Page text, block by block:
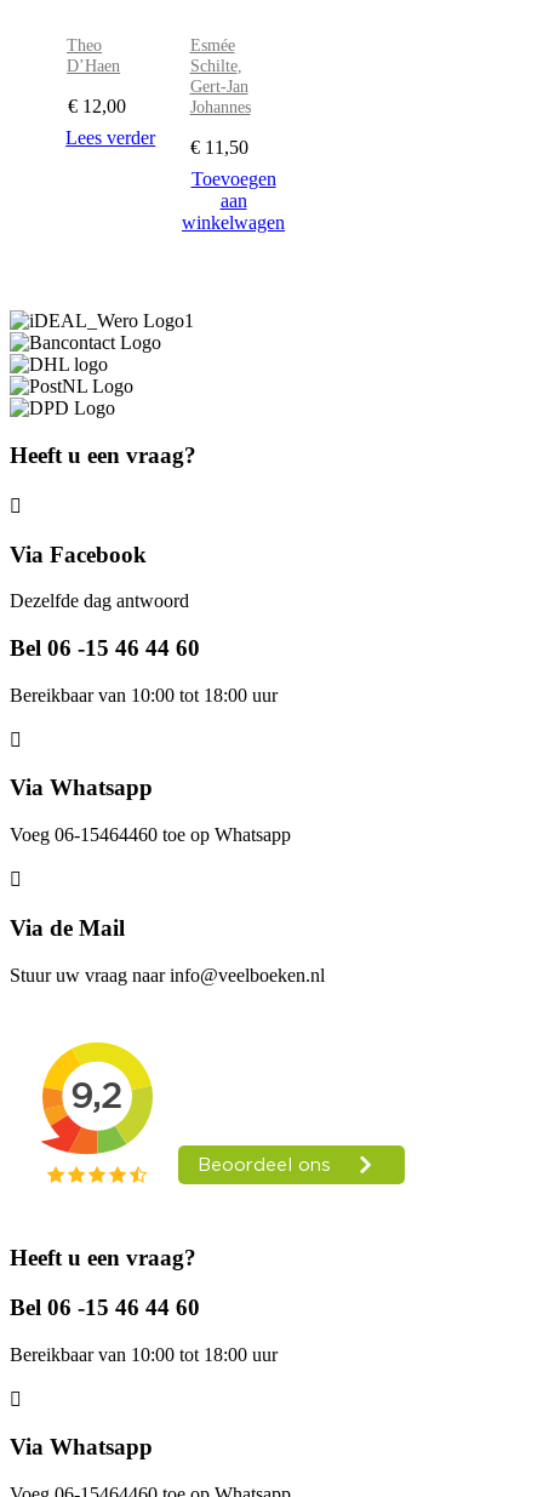
Theo
D’Haen
€ 12,00
Lees verder
Esmée
Schilte,
Gert-Jan
Johannes
€ 11,50
Toevoegen
aan
winkelwagen
Heeft u een vraag?
Via Facebook
Dezelfde dag antwoord
Bel 06 -15 46 44 60
Bereikbaar van 10:00 tot 18:00 uur
Via Whatsapp
Voeg 06-15464460 toe op Whatsapp
Via de Mail
Stuur uw vraag naar info@veelboeken.nl
Heeft u een vraag?
Bel 06 -15 46 44 60
Bereikbaar van 10:00 tot 18:00 uur
Via Whatsapp